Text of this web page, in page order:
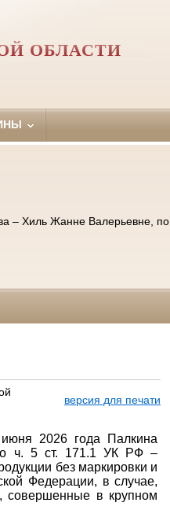
ОБЛАСТИ
– Хиль Жанне Валерьевне, по
версия для печати
июня 2026 года Палкина
ч. 5 ст. 171.1 УК РФ –
без маркировки и
Федерации, в случае,
совершенные в крупном